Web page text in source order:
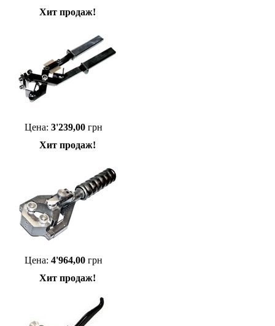
Хит продаж!
Цена: 3'239,00 грн
Хит продаж!
Цена: 4'964,00 грн
Хит продаж!